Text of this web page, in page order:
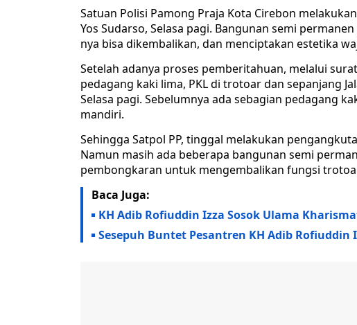
Satuan Polisi Pamong Praja Kota Cirebon
Yos Sudarso, Selasa pagi. Bangunan semi
nya bisa dikembalikan, dan menciptakan estetika
Setelah adanya proses pemberitahuan, melalui
pedagang kaki lima, PKL di trotoar dan sepanjang
Selasa pagi. Sebelumnya ada sebagian pedagang
mandiri.
Sehingga Satpol PP, tinggal melakukan
Namun masih ada beberapa bangunan semi
pembongkaran untuk mengembalikan fungsi
Baca Juga:
KH Adib Rofiuddin Izza Sosok Ulama
Sesepuh Buntet Pesantren KH Adib Rofiuddin